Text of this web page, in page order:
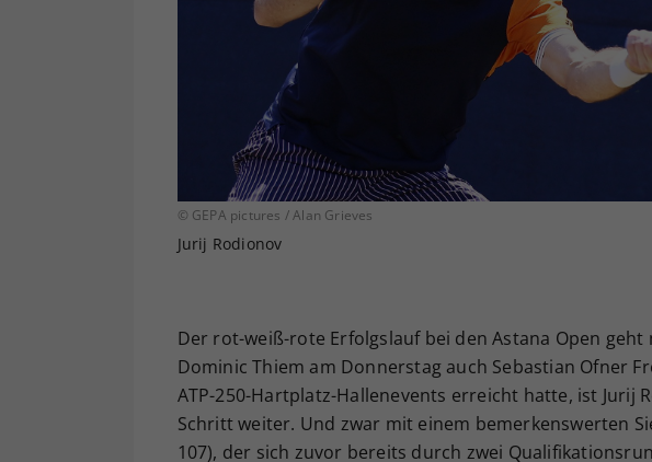
© GEPA pictures / Alan Grieves
Jurij Rodionov
Der rot-weiß-rote Erfolgslauf bei den Astana Open
Dominic Thiem am Donnerstag auch Sebastian Ofner
ATP-250-Hartplatz-Hallenevents erreicht hatte, ist Jurij
Schritt weiter. Und zwar mit einem bemerkenswerten
107), der sich zuvor bereits durch zwei